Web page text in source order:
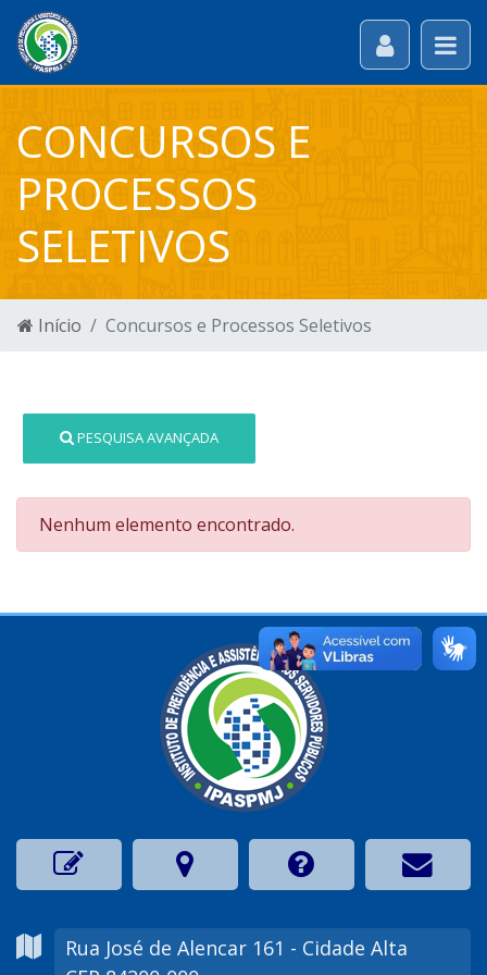
CONCURSOS E
PROCESSOS
SELETIVOS
Início Concursos e Processos Seletivos
PESQUISA AVANÇADA
Nenhum elemento encontrado.
Rua José de Alencar 161 - Cidade Alta